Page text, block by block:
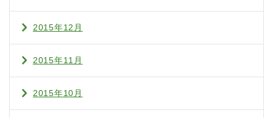
2015年12月
2015年11月
2015年10月